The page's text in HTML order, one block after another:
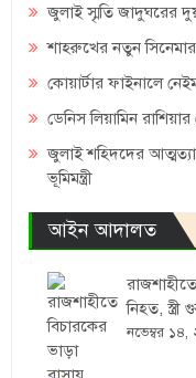
জুলাই স্মৃতি জাদুঘরের
শাহরুখের নতুন
কোয়ার্টার ফাইনালে
ডেনিস লিয়ামিন
জুলাই শহিদদের
ভূমিমন্ত্রী
আইন আদালত
নিহত,
নভেম্বর